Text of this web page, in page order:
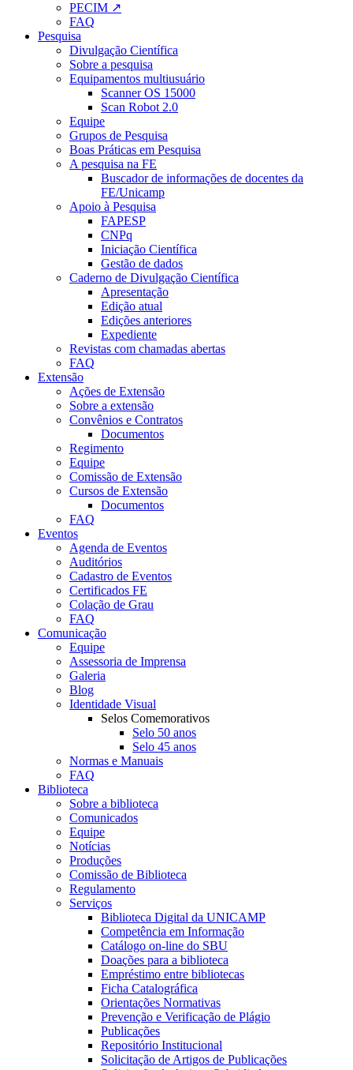
PECIM ↗
FAQ
Pesquisa
Divulgação Científica
Sobre a pesquisa
Equipamentos multiusuário
Scanner OS 15000
Scan Robot 2.0
Equipe
Grupos de Pesquisa
Boas Práticas em Pesquisa
A pesquisa na FE
Buscador de informações de docentes da
FE/Unicamp
Apoio à Pesquisa
FAPESP
CNPq
Iniciação Científica
Gestão de dados
Caderno de Divulgação Científica
Apresentação
Edição atual
Edições anteriores
Expediente
Revistas com chamadas abertas
FAQ
Extensão
Ações de Extensão
Sobre a extensão
Convênios e Contratos
Documentos
Regimento
Equipe
Comissão de Extensão
Cursos de Extensão
Documentos
FAQ
Eventos
Agenda de Eventos
Auditórios
Cadastro de Eventos
Certificados FE
Colação de Grau
FAQ
Comunicação
Equipe
Assessoria de Imprensa
Galeria
Blog
Identidade Visual
Selos Comemorativos
Selo 50 anos
Selo 45 anos
Normas e Manuais
FAQ
Biblioteca
Sobre a biblioteca
Comunicados
Equipe
Notícias
Produções
Comissão de Biblioteca
Regulamento
Serviços
Biblioteca Digital da UNICAMP
Competência em Informação
Catálogo on-line do SBU
Doações para a biblioteca
Empréstimo entre bibliotecas
Ficha Catalográfica
Orientações Normativas
Prevenção e Verificação de Plágio
Publicações
Repositório Institucional
Solicitação de Artigos de Publicações